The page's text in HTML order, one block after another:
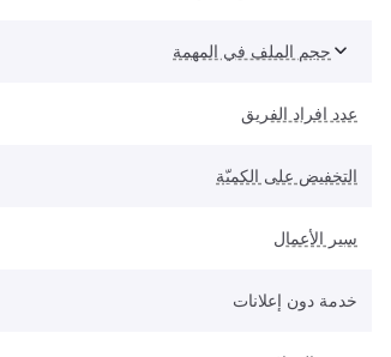
حجم الملف في المهمة
عدد افراد الفريق
التخفيض على الكميّة
سير الأعمال
خدمة دون إعلانات